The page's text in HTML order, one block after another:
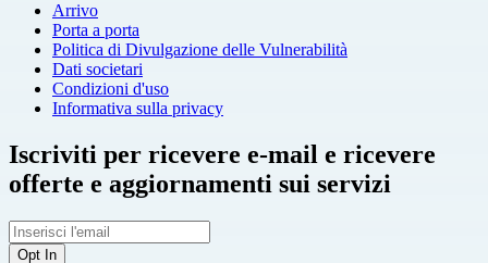
Arrivo
Porta a porta
Politica di Divulgazione delle Vulnerabilità
Dati societari
Condizioni d'uso
Informativa sulla privacy
Iscriviti per ricevere e-mail e ricevere
offerte e aggiornamenti sui servizi